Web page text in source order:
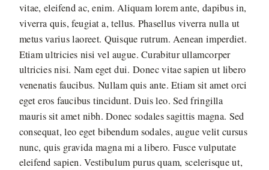
vitae, eleifend ac, enim. Aliquam lorem ante, dapibus in,
viverra quis, feugiat a, tellus. Phasellus viverra nulla ut
metus varius laoreet. Quisque rutrum. Aenean imperdiet.
Etiam ultricies nisi vel augue. Curabitur ullamcorper
ultricies nisi. Nam eget dui. Donec vitae sapien ut libero
venenatis faucibus. Nullam quis ante. Etiam sit amet orci
eget eros faucibus tincidunt. Duis leo. Sed fringilla
mauris sit amet nibh. Donec sodales sagittis magna. Sed
consequat, leo eget bibendum sodales, augue velit cursus
nunc, quis gravida magna mi a libero. Fusce vulputate
eleifend sapien. Vestibulum purus quam, scelerisque ut,